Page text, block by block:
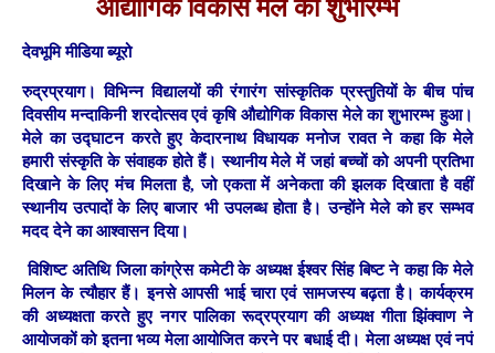
औद्योगिक विकास मेले का शुभारम्भ
देवभूमि मीडिया ब्यूरो
रुद्रप्रयाग। विभिन्न विद्यालयों की रंगारंग सांस्कृतिक प्रस्तुतियों के बीच पांच
दिवसीय मन्दाकिनी शरदोत्सव एवं कृषि औद्योगिक विकास मेले का शुभारम्भ हुआ।
मेले का उद्घाटन करते हुए केदारनाथ विधायक मनोज रावत ने कहा कि मेले
हमारी संस्कृति के संवाहक होते हैं। स्थानीय मेले में जहां बच्चों को अपनी प्रतिभा
दिखाने के लिए मंच मिलता है, जो एकता में अनेकता की झलक दिखाता है वहीं
स्थानीय उत्पादों के लिए बाजार भी उपलब्ध होता है। उन्होंने मेले को हर सम्भव
मदद देने का आश्वासन दिया।
विशिष्ट अतिथि जिला कांग्रेस कमेटी के अध्यक्ष ईश्वर सिंह बिष्ट ने कहा कि मेले
मिलन के त्यौहार हैं। इनसे आपसी भाई चारा एवं सामजस्य बढ़ता है। कार्यक्रम
की अध्यक्षता करते हुए नगर पालिका रूद्रप्रयाग की अध्यक्ष गीता झिंक्वाण ने
आयोजकों को इतना भव्य मेला आयोजित करने पर बधाई दी। मेला अध्यक्ष एवं नपं